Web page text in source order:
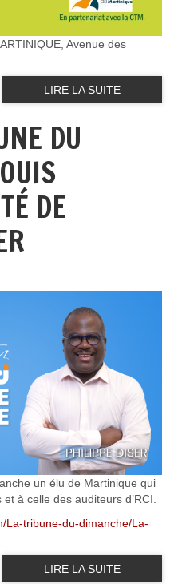
Avenue des
LIRE LA SUITE
DU
DE
un élu de Martinique qui
à celle des auditeurs d’RCI.
La-tribune-du-dimanche/La-
LIRE LA SUITE